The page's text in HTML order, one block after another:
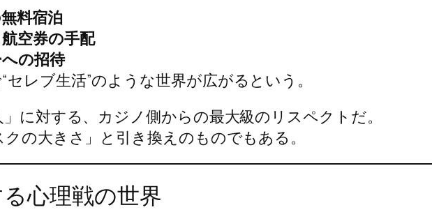
料宿泊
空券の手配
の招待
レブ生活”のような世界が広がるという。
に対する、カジノ側からの最大級のリスペクトだ。
の大きさ」と引き換えのものでもある。
心理戦の世界